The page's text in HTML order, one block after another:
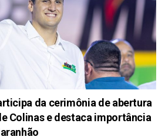
da cerimônia de abertura
Colinas e destaca importância